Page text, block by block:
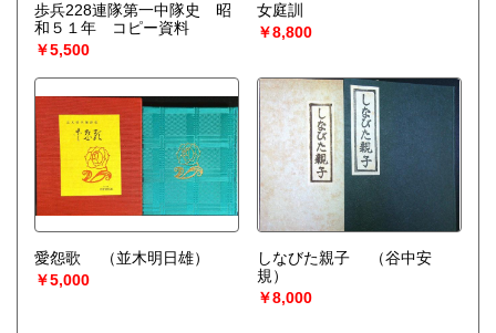
歩兵228連隊第一中隊史 昭
和５１年 コピー資料
￥5,500
女庭訓
￥8,800
愛怨歌
（並木明日雄）
￥5,000
しなびた親子
（谷中安
規）
￥8,000